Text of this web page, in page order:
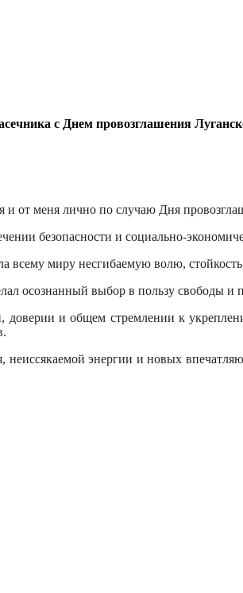
с Днем провозглашения
от меня лично по случаю Дня
безопасности и социально-
всему миру несгибаемую волю,
осознанный выбор в пользу свободы и
и общем стремлении к
энергии и новых